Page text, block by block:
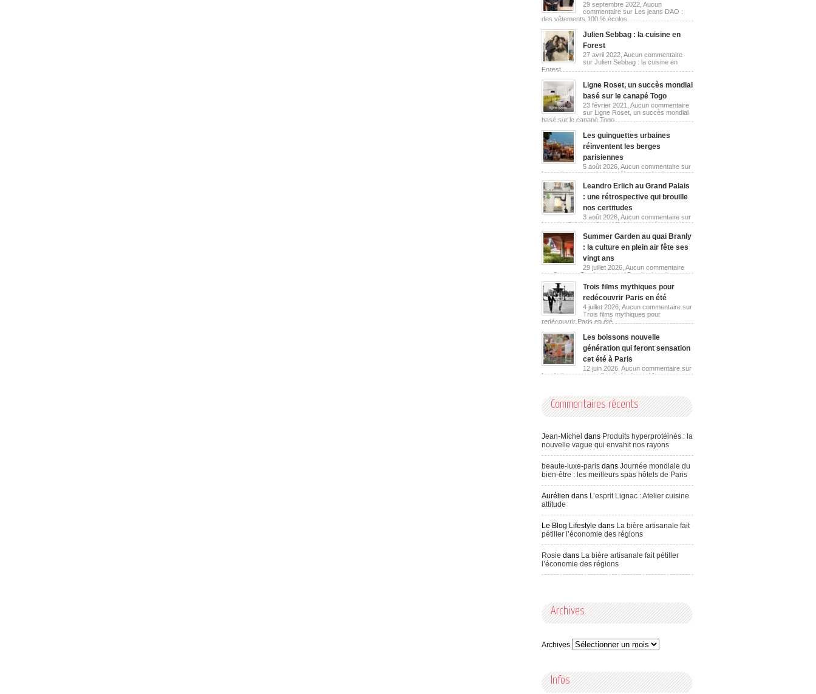
29 septembre 2022, Aucun
commentaire sur Les jeans DAO :
des vêtements 100 % écolos
Julien Sebbag : la cuisine en
Forest
27 avril 2022, Aucun commentaire
sur Julien Sebbag : la cuisine en
Forest
Ligne Roset, un succès mondial
basé sur le canapé Togo
23 février 2021, Aucun commentaire
sur Ligne Roset, un succès mondial
basé sur le canapé Togo
Les guinguettes urbaines
réinventent les berges
parisiennes
5 août 2026, Aucun commentaire sur
Les guinguettes urbaines réinventent les berges
parisiennes
Leandro Erlich au Grand Palais
: une rétrospective qui brouille
nos certitudes
3 août 2026, Aucun commentaire sur
Leandro Erlich au Grand Palais : une rétrospective
qui brouille nos certitudes
Summer Garden au quai Branly
: la culture en plein air fête ses
vingt ans
29 juillet 2026, Aucun commentaire
sur Summer Garden au quai Branly : la culture en
plein air fête ses vingt ans
Trois films mythiques pour
redécouvrir Paris en été
4 juillet 2026, Aucun commentaire sur
Trois films mythiques pour
redécouvrir Paris en été
Les boissons nouvelle
génération qui feront sensation
cet été à Paris
12 juin 2026, Aucun commentaire sur
Les boissons nouvelle génération qui feront
Commentaires récents
Jean-Michel dans Produits hyperprotéinés : la
nouvelle vague qui envahit nos rayons
beaute-luxe-paris dans Journée mondiale du
bien-être : les meilleurs spas hôtels de Paris
Aurélien dans L’esprit Lignac : Atelier cuisine
attitude
Le Blog Lifestyle dans La bière artisanale fait
pétiller l’économie des régions
Rosie dans La bière artisanale fait pétiller
l’économie des régions
Archives
Archives
Infos